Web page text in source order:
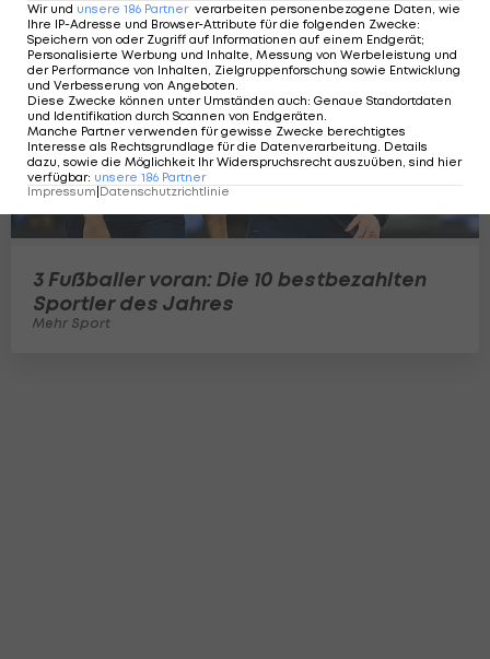
3 Fußballer voran: Die 10 bestbezahlten
Sportler des Jahres
Mehr Sport
Wir und unsere 186 Partner verarbeiten personenbezogene Daten, wie
Ihre IP-Adresse und Browser-Attribute für die folgenden Zwecke:
Speichern von oder Zugriff auf Informationen auf einem Endgerät;
Personalisierte Werbung und Inhalte, Messung von Werbeleistung und
der Performance von Inhalten, Zielgruppenforschung sowie Entwicklung
und Verbesserung von Angeboten.
Diese Zwecke können unter Umständen auch: Genaue Standortdaten
und Identifikation durch Scannen von Endgeräten.
Manche Partner verwenden für gewisse Zwecke berechtigtes
Interesse als Rechtsgrundlage für die Datenverarbeitung. Details
dazu, sowie die Möglichkeit Ihr Widerspruchsrecht auszuüben, sind hier
verfügbar: unsere 186 Partner
Impressum Datenschutzrichtlinie